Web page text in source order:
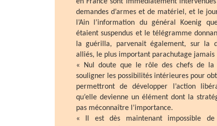
demandes d’armes et de matériel, et le
l’Ain l’information du général Koenig
étaient suspendus et le télégramme
la guérilla, parvenait également, sur la
alliés, le plus important parachutage jamais
« Nul doute que le rôle des chefs de la
souligner les possibilités intérieures pour
permettront de développer l’action
qu’elle devienne un élément dont la
pas méconnaître l’importance.
« Il est dès maintenant impossible de